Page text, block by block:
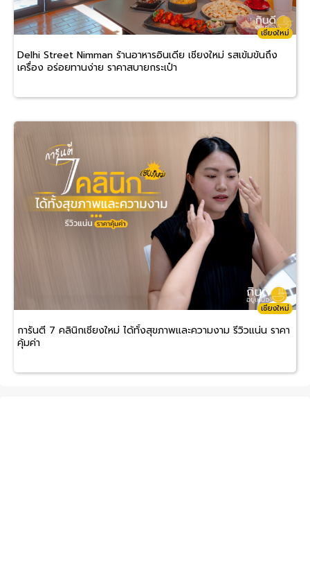
เชียงใหม่
Delhi Street Nimman ร้านอาหารอินเดีย เชียงใหม่ รสเข้มข้นถึง
เครื่อง อร่อยทานง่าย ราคาสบายกระเป๋า
เชียงใหม่
การันตี 7 คลินิกเชียงใหม่ ได้ทั้งสุขภาพและความงาม รีวิวแน่น ราคา
คุ้มค่า